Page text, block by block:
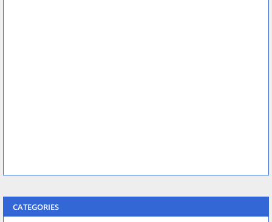
CATEGORIES